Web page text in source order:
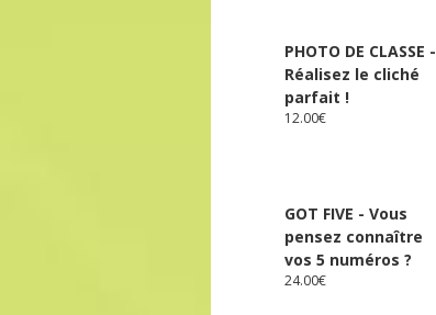
PHOTO DE CLASSE -
Réalisez le cliché
parfait !
12.00€
GOT FIVE - Vous
pensez connaître
vos 5 numéros ?
24.00€